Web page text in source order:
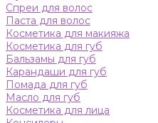
Спреи для волос
Паста для волос
Косметика для макияжа
Косметика для губ
Бальзамы для губ
Карандаши для губ
Помада для губ
Масло для губ
Косметика для лица